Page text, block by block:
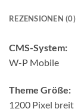
REZENSIONEN (0)
CMS-System:
W-P Mobile
Theme Größe:
1200 Pixel breit